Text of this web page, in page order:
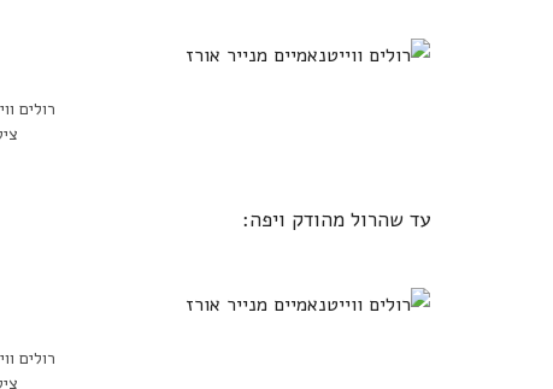
רולים
עד שהרול מהודק ויפה:
רולים